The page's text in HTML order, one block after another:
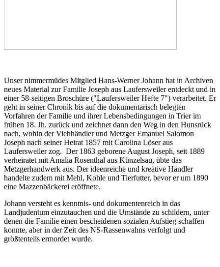
Unser nimmermüdes Mitglied Hans-Werner Johann hat in Archiven
neues Material zur Familie Joseph aus Laufersweiler entdeckt und in
einer 58-seitigen Broschüre ("Laufersweiler Hefte 7") verarbeitet. Er
geht in seiner Chronik bis auf die dokumentarisch belegten
Vorfahren der Familie und ihrer Lebensbedingungen in Trier im
frühen 18. Jh. zurück und zeichnet dann den Weg in den Hunsrück
nach, wohin der Viehhändler und Metzger Emanuel Salomon
Joseph nach seiner Heirat 1857 mit Carolina Löser aus
Laufersweiler zog. Der 1863 geborene August Joseph, seit 1889
verheiratet mit Amalia Rosenthal aus Künzelsau, übte das
Metzgerhandwerk aus. Der ideenreiche und kreative Händler
handelte zudem mit Mehl, Kohle und Tierfutter, bevor er um 1890
eine Mazzenbäckerei eröffnete.
Johann versteht es kenntnis- und dokumentenreich in das
Landjudentum einzutauchen und die Umstände zu schildern, unter
denen die Familie einen bescheidenen sozialen Aufstieg schaffen
konnte, aber in der Zeit des NS-Rassenwahns verfolgt und
größtenteils ermordet wurde.